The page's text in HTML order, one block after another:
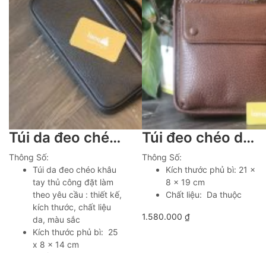
Túi da đeo chéo handmade khâu tay thủ công khoá số Lano TDH023
Thông Số:
Túi da đeo chéo khâu
tay thủ công đặt làm
theo yêu cầu : thiết kế,
kích thước, chất liệu
da, màu sắc
Kích thước phủ bì: 25
x 8 x 14 cm
Túi đeo chéo da bò cao cấp nhỏ gọn tiện lợi Lano KT225
Thông Số:
Kích thước phủ bì: 21 x
8 x 19 cm
Chất liệu: Da thuộc
1.580.000 ₫